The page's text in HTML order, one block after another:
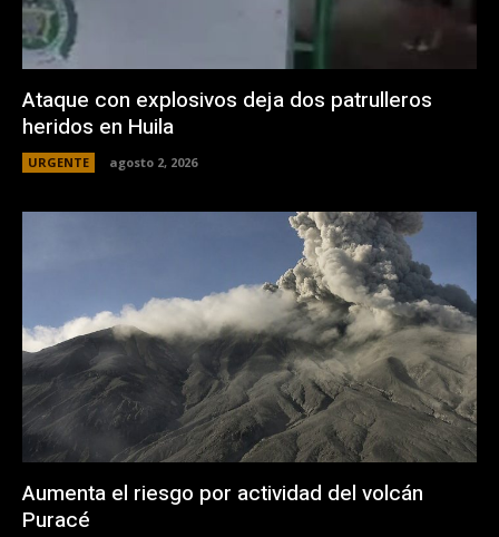
Ataque con explosivos deja dos patrulleros
heridos en Huila
URGENTE agosto 2, 2026
Aumenta el riesgo por actividad del volcán
Puracé